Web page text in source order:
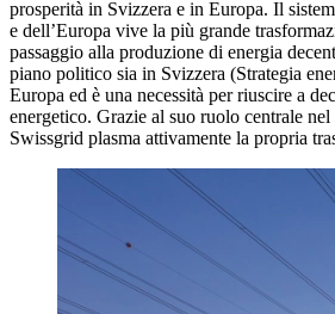
prosperità in Svizzera e in Europa. Il
e dell’Europa vive la più grande
passaggio alla produzione di energia
piano politico sia in Svizzera (Strategia
Europa ed è una necessità per riuscire a
energetico. Grazie al suo ruolo centrale nel
Swissgrid plasma attivamente la propria